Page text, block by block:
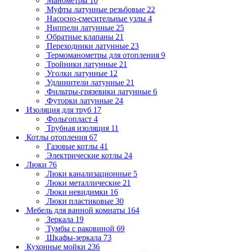
Муфты латунные резьбовые 22
Насосно-смесительные узлы 4
Ниппели латунные 25
Обратные клапаны 21
Переходники латунные 23
Термоманометры для отопления 9
Тройники латунные 21
Уголки латунные 12
Удлинители латунные 21
Фильтры-грязевики латунные 6
Футорки латунные 24
Изоляция для труб 17
Фольгопласт 4
Трубная изоляция 11
Котлы отопления 67
Газовые котлы 41
Электрические котлы 24
Люки 76
Люки канализационные 5
Люки металлические 21
Люки невидимки 16
Люки пластиковые 30
Мебель для ванной комнаты 164
Зеркала 19
Тумбы с раковиной 69
Шкафы-зеркала 73
Кухонные мойки 236